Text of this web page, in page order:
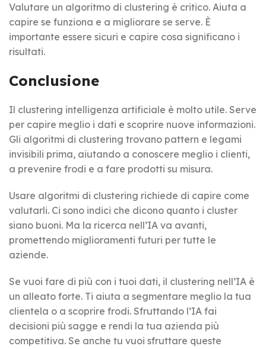
Valutare un algoritmo di clustering è critico. Aiuta a
capire se funziona e a migliorare se serve. È
importante essere sicuri e capire cosa significano i
risultati.
Conclusione
Il clustering intelligenza artificiale è molto utile. Serve
per capire meglio i dati e scoprire nuove informazioni.
Gli algoritmi di clustering trovano pattern e legami
invisibili prima, aiutando a conoscere meglio i clienti,
a prevenire frodi e a fare prodotti su misura.
Usare algoritmi di clustering richiede di capire come
valutarli. Ci sono indici che dicono quanto i cluster
siano buoni. Ma la ricerca nell’IA va avanti,
promettendo miglioramenti futuri per tutte le
aziende.
Se vuoi fare di più con i tuoi dati, il clustering nell’IA è
un alleato forte. Ti aiuta a segmentare meglio la tua
clientela o a scoprire frodi. Sfruttando l’IA fai
decisioni più sagge e rendi la tua azienda più
competitiva. Se anche tu vuoi sfruttare queste